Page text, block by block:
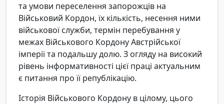
та умови переселення запорожців на
Військовий Кордон, їх кількість, несення ними
військової служби, термін перебування у
межах Військового Кордону Австрійської
імперії та подальшу долю. З огляду на високий
рівень інформативності цієї праці актуальним
є питання про її републікацію.
Історія Військового Кордону в цілому, цього